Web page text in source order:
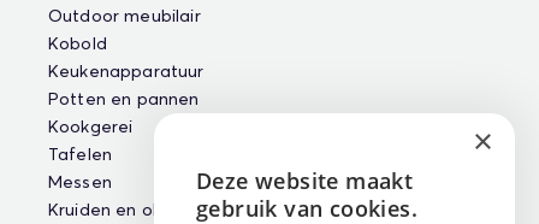
Outdoor meubilair
Kobold
Keukenapparatuur
Potten en pannen
Kookgerei
Tafelen
Messen
Kruiden en oliën
ENGLISH
×
Deze website maakt
gebruik van cookies.